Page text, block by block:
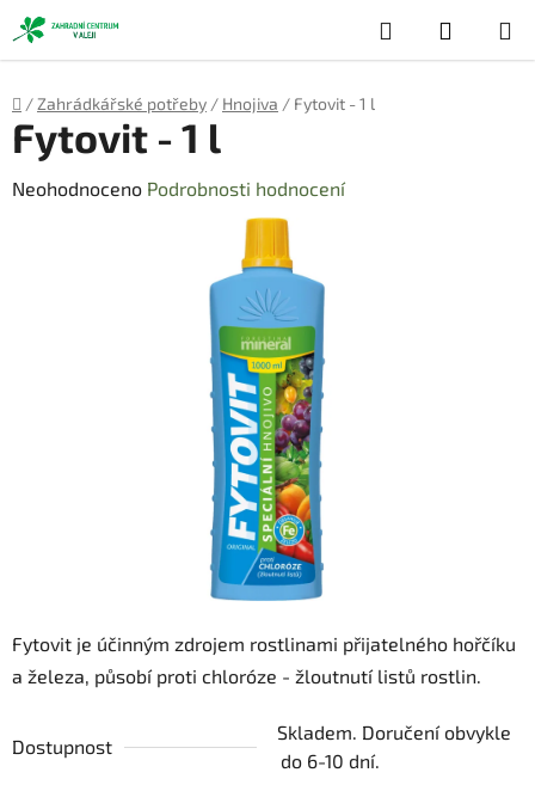
Přejít
na
obsah
Hledat
KOŠÍK
Domů
/ Zahrádkářské potřeby / Hnojiva / Fytovit - 1 l
Fytovit je účinným zdrojem rostlinami přijatelného hořčíku
a železa, působí proti chloróze - žloutnutí listů rostlin.
Dostupnost
Skladem. Doručení obvykle
do 6-10 dní.
Fytovit - 1 l
Průměrné
Neohodnoceno Podrobnosti hodnocení